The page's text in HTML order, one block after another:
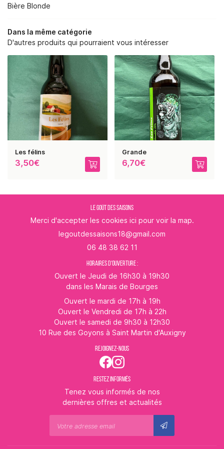
SAVOIR-FAIRE
BOUTIQUE
PHOTOS
AVIS
CONTACT
REJOIGNEZ-NOUS :
RESTEZ
INSCRIPTION
Bière Blonde
Dans la même catégorie
D'autres produits qui pourraient vous intéresser
Les félins
3,50€
Grande
6,70€
LE GOÛT DES SAISONS
Merci d'accepter les cookies ici pour voir la map.
06 48 38 62 11
HORAIRES D'OUVERTURE :
Ouvert le Jeudi de 16h30 à 19h30
dans les Marais de Bourges
Ouvert le mardi de 17h à 19h
Ouvert le Vendredi de 17h à 22h
Ouvert le samedi de 9h30 à 12h30
10 Rue des Goyons à Saint Martin d'Auxigny
REJOIGNEZ-NOUS
RESTEZ INFORMÉS
Tenez vous informés de nos
dernières offres et actualités